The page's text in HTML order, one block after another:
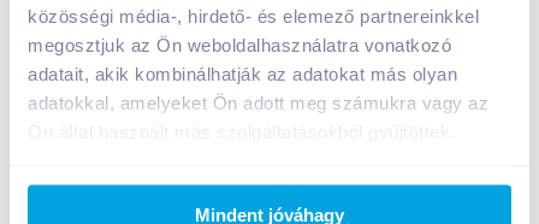
közösségi média-, hirdető- és elemező partnereinkkel
megosztjuk az Ön weboldalhasználatra vonatkozó
adatait, akik kombinálhatják az adatokat más olyan
adatokkal, amelyeket Ön adott meg számukra vagy az
Mindent jóváhagy
KosárbaKosárba